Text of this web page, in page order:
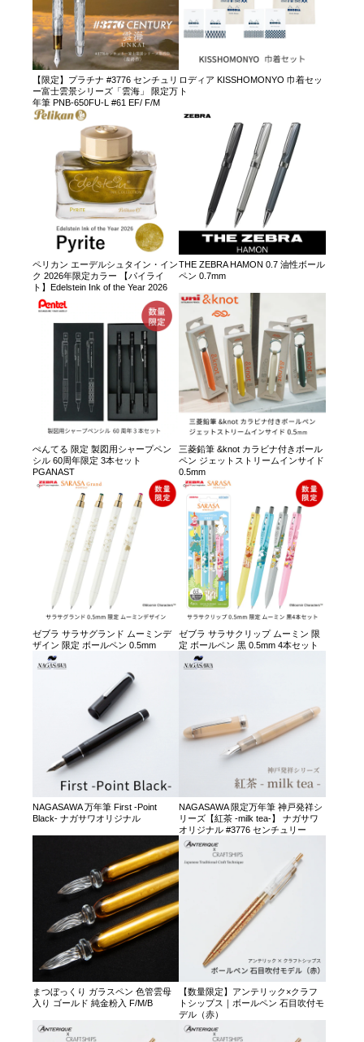
【限定】プラチナ #3776 センチュリ
ー富士雲景シリーズ「雲海」 限定万
年筆 PNB-650FU-L #61 EF/ F/M
ロディア KISSHOMONYO 巾着セッ
ト
ペリカン エーデルシュタイン・イン
ク 2026年限定カラー 【パイライ
ト】Edelstein Ink of the Year 2026
THE ZEBRA HAMON 0.7 油性ボール
ペン 0.7mm
ぺんてる 限定 製図用シャープペン
シル 60周年限定 3本セット
PGANAST
三菱鉛筆 &knot カラビナ付きボール
ペン ジェットストリームインサイド
0.5mm
ゼブラ サラサグランド ムーミンデ
ザイン 限定 ボールペン 0.5mm
ゼブラ サラサクリップ ムーミン 限
定 ボールペン 黒 0.5mm 4本セット
NAGASAWA 万年筆 First -Point
Black- ナガサワオリジナル
NAGASAWA 限定万年筆 神戸発祥シ
リーズ【紅茶 -milk tea-】 ナガサワ
オリジナル #3776 センチュリー
まつぼっくり ガラスペン 色管雲母
入り ゴールド 純金粉入 F/M/B
【数量限定】アンテリック×クラフ
トシップス｜ボールペン 石目吹付モ
デル（赤）